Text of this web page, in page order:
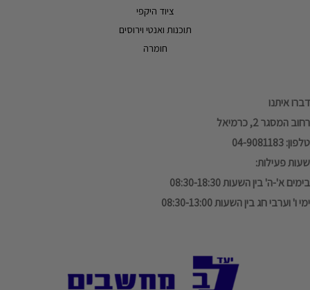
ציוד היקפי
תוכנות ואנטי וירוסים
חומרה
דברו איתנו
רחוב המסגר 2, כרמיאל
טלפון: 04-9081183
שעות פעילות:
בימים א'-ה' בין השעות 08:30-18:30
ימי ו' וערבי חג בין השעות 08:30-13:00